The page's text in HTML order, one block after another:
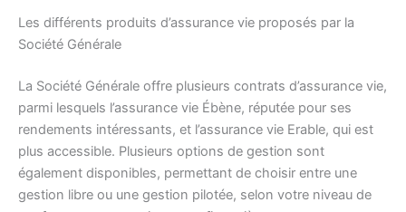
Les différents produits d’assurance vie proposés par la
Société Générale
La Société Générale offre plusieurs contrats d’assurance vie,
parmi lesquels l’assurance vie Ébène, réputée pour ses
rendements intéressants, et l’assurance vie Erable, qui est
plus accessible. Plusieurs options de gestion sont
également disponibles, permettant de choisir entre une
gestion libre ou une gestion pilotée, selon votre niveau de